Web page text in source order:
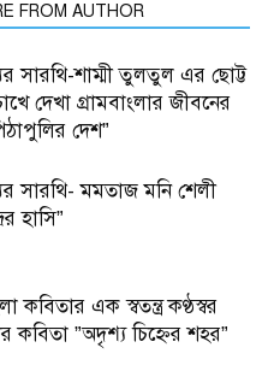
FROM AUTHOR
সারথি-শাম্মী তুলতুল এর ছোট্ট
দেখা গ্রামবাংলার জীবনের
দেশ”
সারথি- মমতাজ মনি শেলী
হাসি”
কবিতার এক স্বতন্ত্র কণ্ঠস্বর
কবিতা ”অদৃশ্য চিহ্নের শহর”